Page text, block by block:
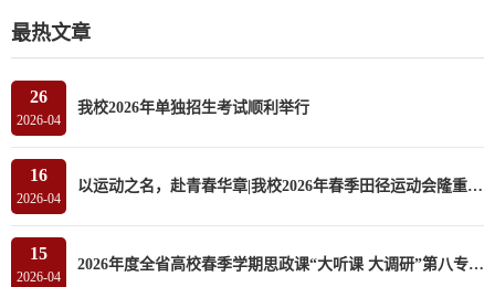
最热文章
26
2026-04
我校2026年单独招生考试顺利举行
16
2026-04
以运动之名，赴青春华章|我校2026年春季田径运动会隆重开幕
15
2026-04
2026年度全省高校春季学期思政课“大听课 大调研”第八专家组莅临我校听课调研